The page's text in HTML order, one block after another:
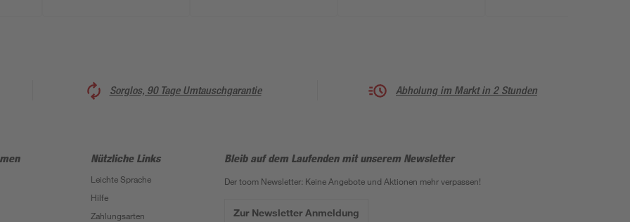
Sorglos, 90 Tage Umtauschgarantie Abholung im Markt in 2 Stunden
Nützliche Links
Leichte Sprache
Hilfe
Zahlungsarten
Bleib auf dem Laufenden mit unserem Newsletter
Der toom Newsletter: Keine Angebote und Aktionen mehr verpassen!
Zur Newsletter Anmeldung